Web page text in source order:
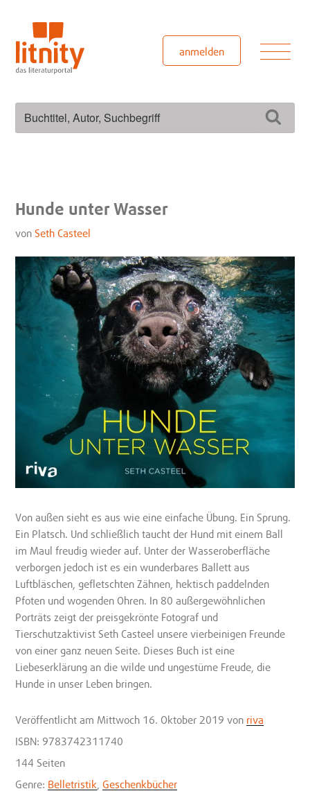
springen
anmelden
Hunde unter Wasser
von Seth Casteel
Von außen sieht es aus wie eine einfache Übung. Ein Sprung.
Ein Platsch. Und schließlich taucht der Hund mit einem Ball
im Maul freudig wieder auf. Unter der Wasseroberfläche
verborgen jedoch ist es ein wunderbares Ballett aus
Luftbläschen, gefletschten Zähnen, hektisch paddelnden
Pfoten und wogenden Ohren. In 80 außergewöhnlichen
Porträts zeigt der preisgekrönte Fotograf und
Tierschutzaktivist Seth Casteel unsere vierbeinigen Freunde
von einer ganz neuen Seite. Dieses Buch ist eine
Liebeserklärung an die wilde und ungestüme Freude, die
Hunde in unser Leben bringen.
Veröffentlicht am Mittwoch 16. Oktober 2019 von riva
ISBN: 9783742311740
144 Seiten
Genre: Belletristik ,Geschenkbücher